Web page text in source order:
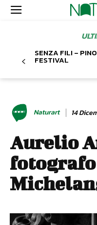
SENZA FILI –
FESTIVAL
Naturart 14
Aurelio